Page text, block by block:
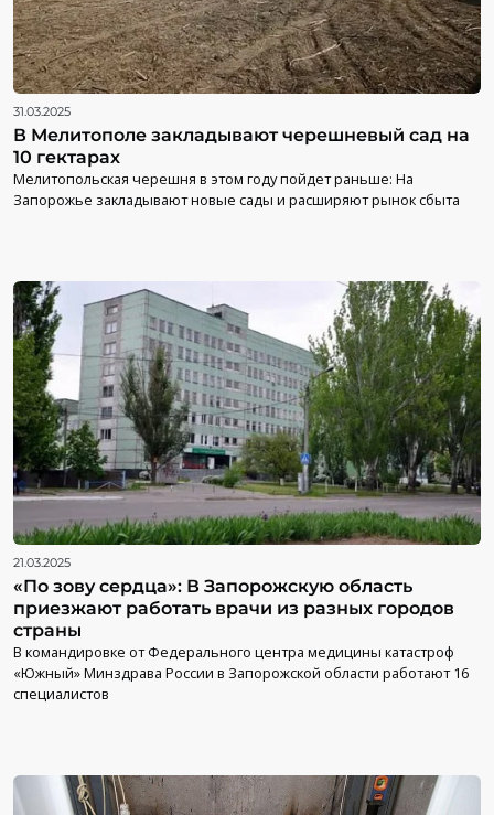
31.03.2025
В Мелитополе закладывают черешневый сад на
10 гектарах
Мелитопольская черешня в этом году пойдет раньше: На
Запорожье закладывают новые сады и расширяют рынок сбыта
21.03.2025
«По зову сердца»: В Запорожскую область
приезжают работать врачи из разных городов
страны
В командировке от Федерального центра медицины катастроф
«Южный» Минздрава России в Запорожской области работают 16
специалистов